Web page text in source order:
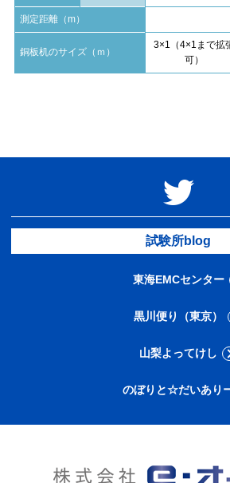
測定距離（m）
銅板机のサイズ（ｍ）
3×1（4×1まで拡
可）
試験所blog
東海EMCセンター
黒川便り（東京）
山梨よってけし
のぼりと☆だいあり